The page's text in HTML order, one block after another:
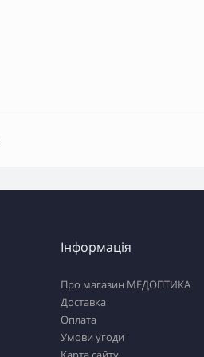
Інформація
Про магазин МЕДОПТИКА
Доставка
Оплата
Умови угоди